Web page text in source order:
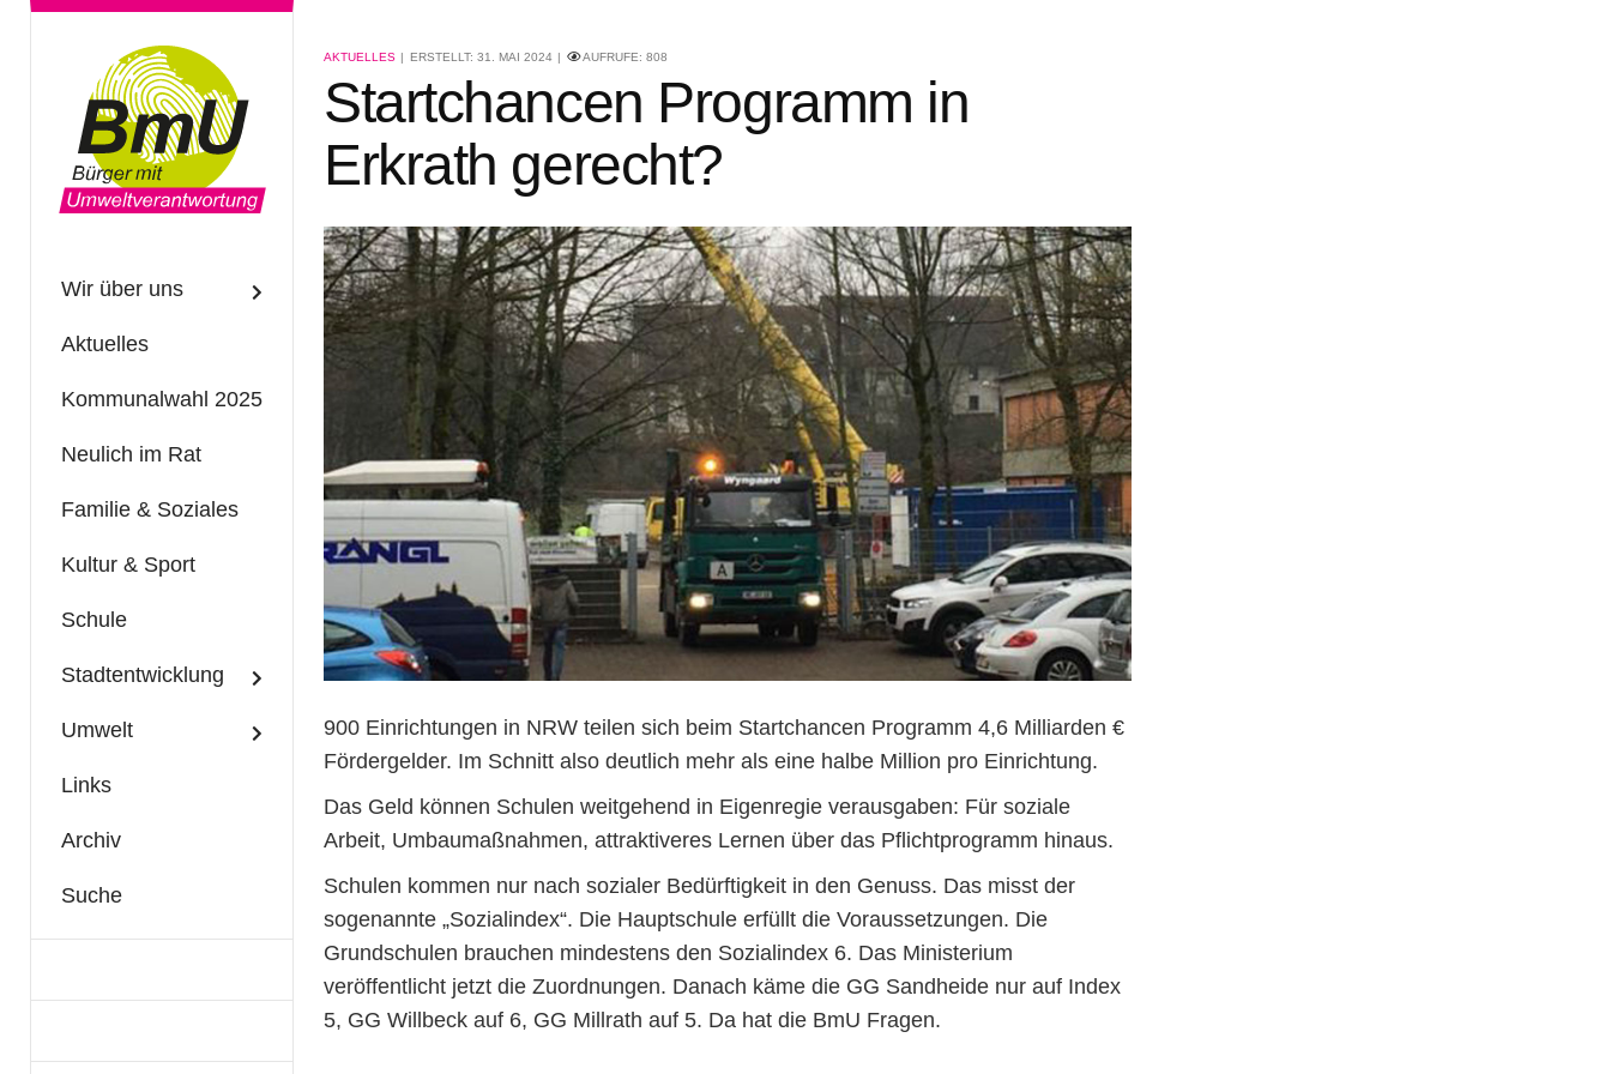
Wir über uns
Aktuelles
Kommunalwahl 2025
Neulich im Rat
Familie & Soziales
Kultur & Sport
Schule
Stadtentwicklung
Umwelt
Links
Archiv
Suche
AKTUELLES ERSTELLT: 31. MAI 2024 AUFRUFE: 808
Startchancen Programm in
Erkrath gerecht?
900 Einrichtungen in NRW teilen sich beim Startchancen Programm 4,6 Milliarden €
Fördergelder. Im Schnitt also deutlich mehr als eine halbe Million pro Einrichtung.
Das Geld können Schulen weitgehend in Eigenregie verausgaben: Für soziale
Arbeit, Umbaumaßnahmen, attraktiveres Lernen über das Pflichtprogramm hinaus.
Schulen kommen nur nach sozialer Bedürftigkeit in den Genuss. Das misst der
sogenannte „Sozialindex“. Die Hauptschule erfüllt die Voraussetzungen. Die
Grundschulen brauchen mindestens den Sozialindex 6. Das Ministerium
veröffentlicht jetzt die Zuordnungen. Danach käme die GG Sandheide nur auf Index
5, GG Willbeck auf 6, GG Millrath auf 5. Da hat die BmU Fragen.